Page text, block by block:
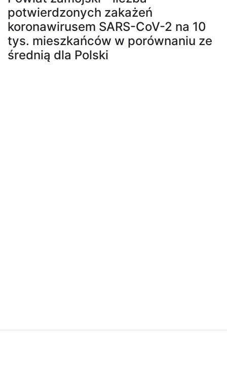
potwierdzonych zakażeń
koronawirusem SARS-CoV-2 na 10
tys. mieszkańców w porównaniu ze
średnią dla Polski